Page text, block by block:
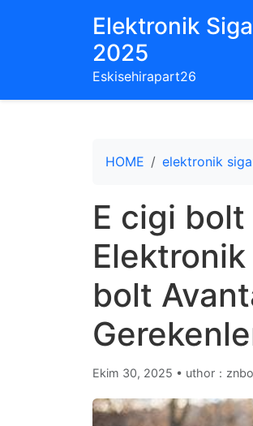
Elektronik
2025
Eskisehirapart26
HOME elektronik
E cigi bolt
Elektronik
bolt
Ekim 30, 2025 • uthor：